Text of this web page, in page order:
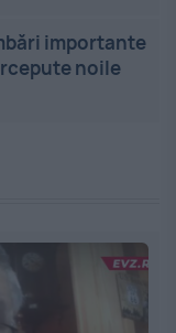
importante
noile